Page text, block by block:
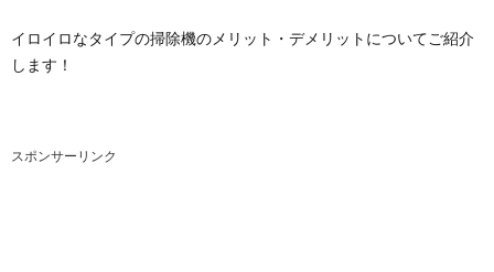
イロイロなタイプの掃除機のメリット・デメリットについてご紹介
します！
スポンサーリンク